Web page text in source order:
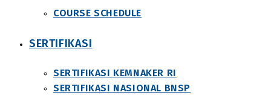
COURSE SCHEDULE
SERTIFIKASI
SERTIFIKASI KEMNAKER RI
SERTIFIKASI NASIONAL BNSP